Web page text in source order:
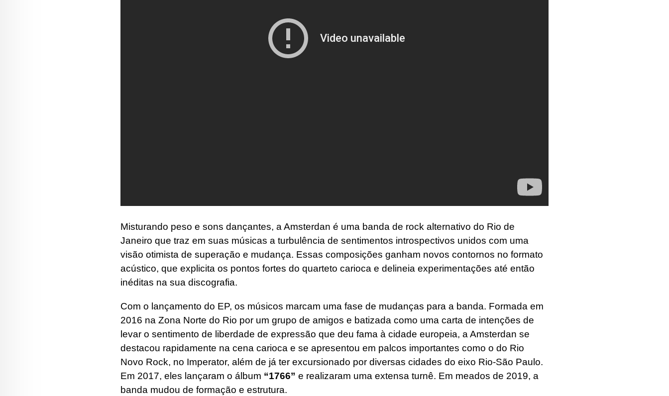
Misturando peso e sons dançantes, a Amsterdan é uma banda de rock alternativo do Rio de
Janeiro que traz em suas músicas a turbulência de sentimentos introspectivos unidos com uma
visão otimista de superação e mudança. Essas composições ganham novos contornos no formato
acústico, que explicita os pontos fortes do quarteto carioca e delineia experimentações até então
inéditas na sua discografia.
Com o lançamento do EP, os músicos marcam uma fase de mudanças para a banda. Formada em
2016 na Zona Norte do Rio por um grupo de amigos e batizada como uma carta de intenções de
levar o sentimento de liberdade de expressão que deu fama à cidade europeia, a Amsterdan se
destacou rapidamente na cena carioca e se apresentou em palcos importantes como o do Rio
Novo Rock, no Imperator, além de já ter excursionado por diversas cidades do eixo Rio-São Paulo.
Em 2017, eles lançaram o álbum “1766” e realizaram uma extensa turnê. Em meados de 2019, a
banda mudou de formação e estrutura.